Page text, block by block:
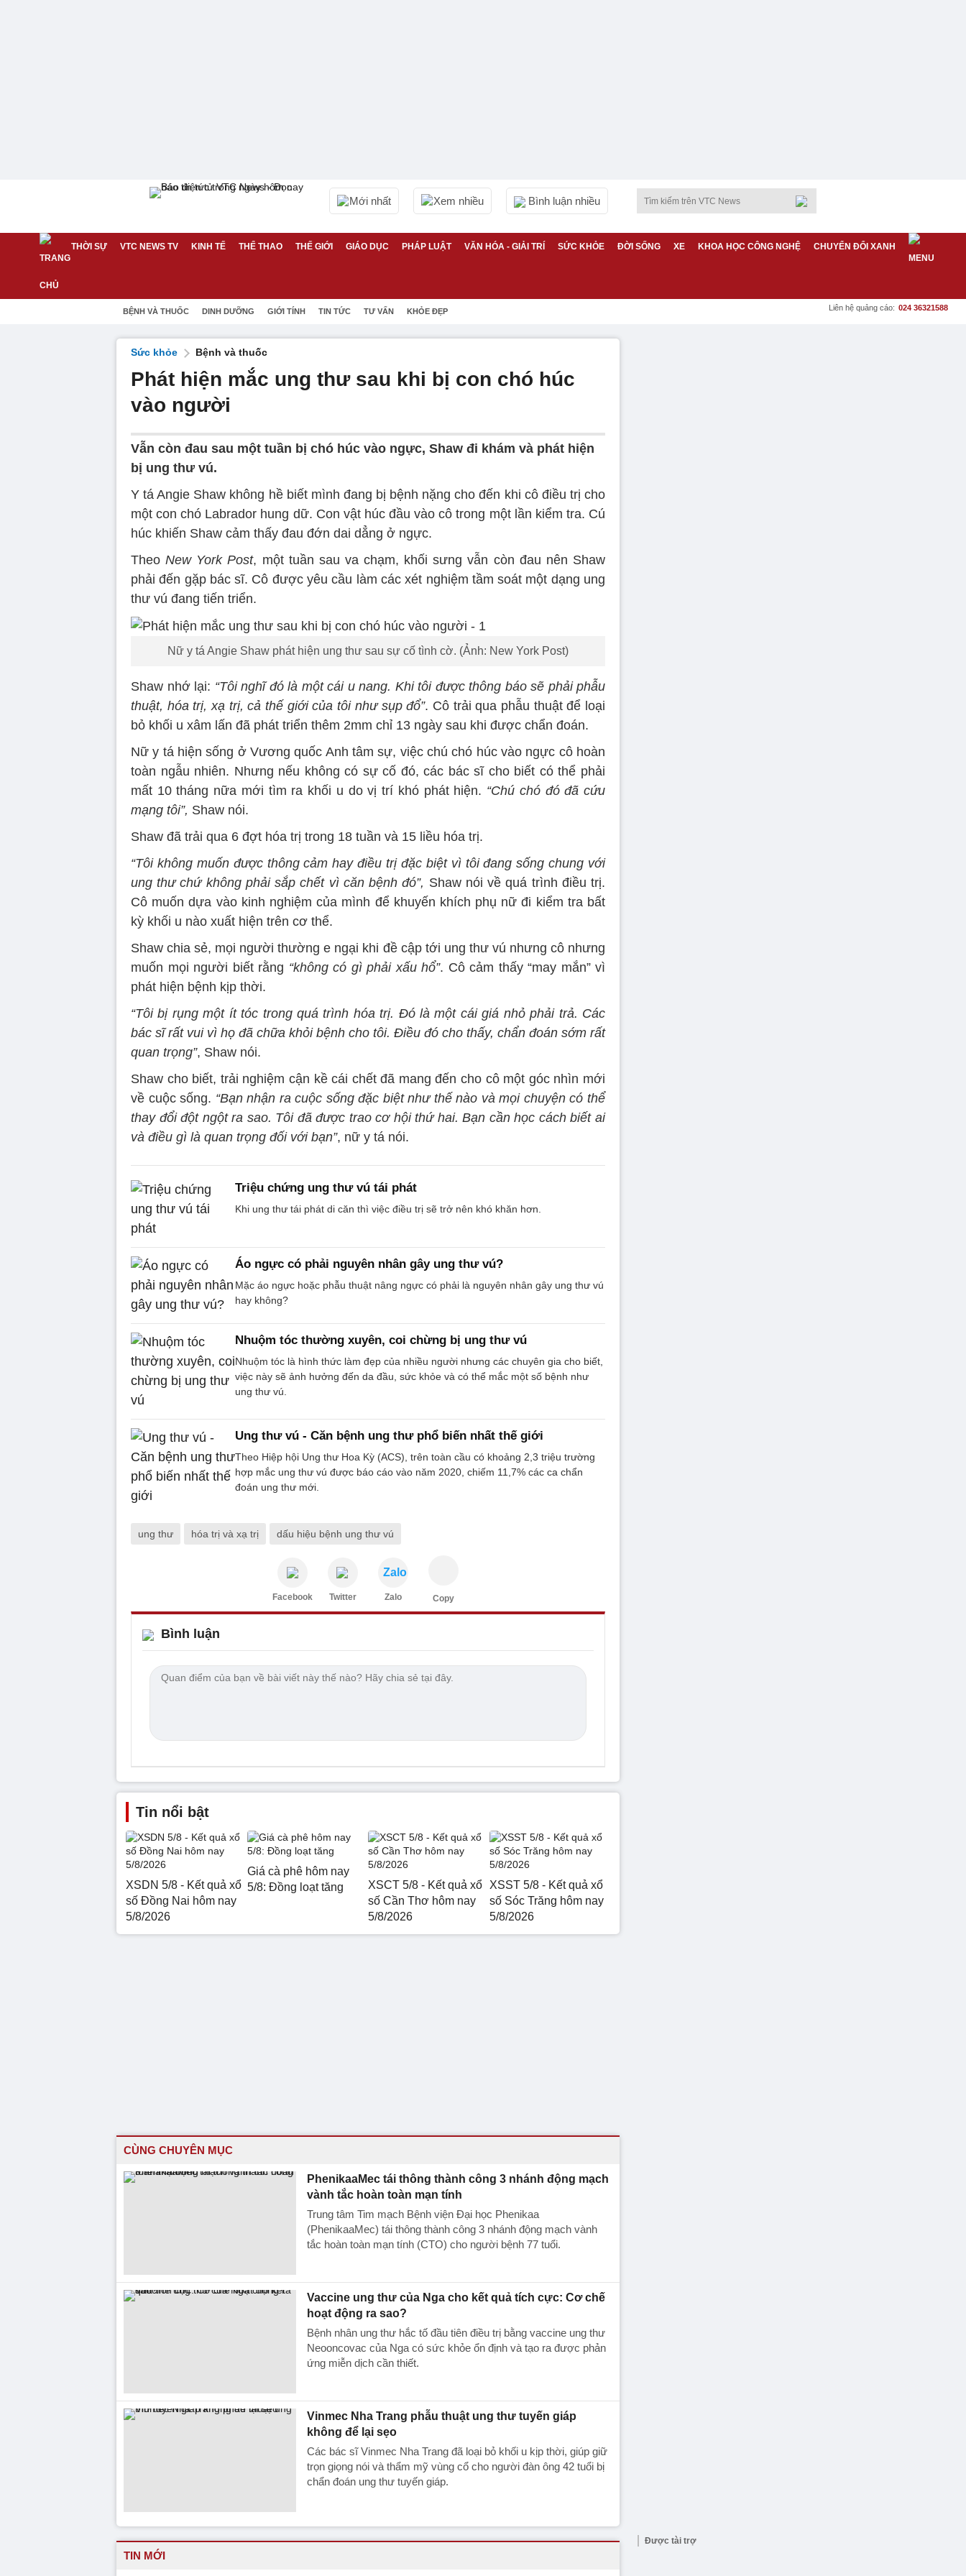
Mới nhất Xem nhiều Bình luận nhiều
THỜI SỰ VTC NEWS TV KINH TẾ THỂ THAO THẾ GIỚI GIÁO DỤC PHÁP LUẬT VĂN HÓA - GIẢI TRÍ SỨC KHỎE ĐỜI SỐNG XE KHOA HỌC CÔNG NGHỆ CHUYỂN ĐỔI XANH
BỆNH VÀ THUỐC DINH DƯỠNG GIỚI TÍNH TIN TỨC TƯ VẤN KHỎE ĐẸP Liên hệ quảng cáo: 024 36321588
Sức khỏe Bệnh và thuốc
Phát hiện mắc ung thư sau khi bị con chó húc
vào người
Vẫn còn đau sau một tuần bị chó húc vào ngực, Shaw đi khám và phát hiện
bị ung thư vú.
Y tá Angie Shaw không hề biết mình đang bị bệnh nặng cho đến khi cô điều trị cho
một con chó Labrador hung dữ. Con vật húc đầu vào cô trong một lần kiểm tra. Cú
húc khiến Shaw cảm thấy đau đớn dai dẳng ở ngực.
TheoNew York Post, một tuần sau va chạm, khối sưng vẫn còn đau nên Shaw
phải đến gặp bác sĩ. Cô được yêu cầu làm các xét nghiệm tầm soát một dạng ung
thư vú đang tiến triển.
Nữ y tá Angie Shaw phát hiện ung thư sau sự cố tình cờ. (Ảnh: New York Post)
Shaw nhớ lại: “Tôi nghĩ đó là một cái u nang. Khi tôi được thông báo sẽ phải phẫu
thuật, hóa trị, xạ trị, cả thế giới của tôi như sụp đổ”. Cô trải qua phẫu thuật để loại
bỏ khối u xâm lấn đã phát triển thêm 2mm chỉ 13 ngày sau khi được chẩn đoán.
Nữ y tá hiện sống ở Vương quốc Anh tâm sự, việc chú chó húc vào ngực cô hoàn
toàn ngẫu nhiên. Nhưng nếu không có sự cố đó, các bác sĩ cho biết có thể phải
mất 10 tháng nữa mới tìm ra khối u do vị trí khó phát hiện. “Chú chó đó đã cứu
mạng tôi”, Shaw nói.
Shaw đã trải qua 6 đợt hóa trị trong 18 tuần và 15 liều hóa trị.
“Tôi không muốn được thông cảm hay điều trị đặc biệt vì tôi đang sống chung với
ung thư chứ không phải sắp chết vì căn bệnh đó”, Shaw nói về quá trình điều trị.
Cô muốn dựa vào kinh nghiệm của mình để khuyến khích phụ nữ đi kiểm tra bất
kỳ khối u nào xuất hiện trên cơ thể.
Shaw chia sẻ, mọi người thường e ngại khi đề cập tới ung thư vú nhưng cô nhưng
muốn mọi người biết rằng “không có gì phải xấu hổ”. Cô cảm thấy “may mắn” vì
phát hiện bệnh kịp thời.
“Tôi bị rụng một ít tóc trong quá trình hóa trị. Đó là một cái giá nhỏ phải trả. Các
bác sĩ rất vui vì họ đã chữa khỏi bệnh cho tôi. Điều đó cho thấy, chẩn đoán sớm rất
quan trọng”, Shaw nói.
Shaw cho biết, trải nghiệm cận kề cái chết đã mang đến cho cô một góc nhìn mới
về cuộc sống. “Bạn nhận ra cuộc sống đặc biệt như thế nào và mọi chuyện có thể
thay đổi đột ngột ra sao. Tôi đã được trao cơ hội thứ hai. Bạn cần học cách biết ai
và điều gì là quan trọng đối với bạn”, nữ y tá nói.
Triệu chứng ung thư vú tái phát
Khi ung thư tái phát di căn thì việc điều trị sẽ trở nên khó khăn hơn.
Áo ngực có phải nguyên nhân gây ung thư vú?
Mặc áo ngực hoặc phẫu thuật nâng ngực có phải là nguyên nhân gây ung thư vú
hay không?
Nhuộm tóc thường xuyên, coi chừng bị ung thư vú
Nhuộm tóc là hình thức làm đẹp của nhiều người nhưng các chuyên gia cho biết,
việc này sẽ ảnh hưởng đến da đầu, sức khỏe và có thể mắc một số bệnh như
ung thư vú.
Ung thư vú - Căn bệnh ung thư phổ biến nhất thế giới
Theo Hiệp hội Ung thư Hoa Kỳ (ACS), trên toàn cầu có khoảng 2,3 triệu trường
hợp mắc ung thư vú được báo cáo vào năm 2020, chiếm 11,7% các ca chẩn
đoán ung thư mới.
ung thư hóa trị và xạ trị dấu hiệu bệnh ung thư vú
Facebook Twitter
Zalo
Zalo Copy
Bình luận
Tin nổi bật
XSDN 5/8 - Kết quả xổ
số Đồng Nai hôm nay
5/8/2026
Giá cà phê hôm nay
5/8: Đồng loạt tăng
XSCT 5/8 - Kết quả xổ
số Cần Thơ hôm nay
5/8/2026
XSST 5/8 - Kết quả xổ
số Sóc Trăng hôm nay
5/8/2026
CÙNG CHUYÊN MỤC
PhenikaaMec tái thông thành công 3 nhánh động mạch
vành tắc hoàn toàn mạn tính
Trung tâm Tim mạch Bệnh viện Đại học Phenikaa
(PhenikaaMec) tái thông thành công 3 nhánh động mạch vành
tắc hoàn toàn mạn tính (CTO) cho người bệnh 77 tuổi.
Vaccine ung thư của Nga cho kết quả tích cực: Cơ chế
hoạt động ra sao?
Bệnh nhân ung thư hắc tố đầu tiên điều trị bằng vaccine ung thư
Neooncovac của Nga có sức khỏe ổn định và tạo ra được phản
ứng miễn dịch cần thiết.
Vinmec Nha Trang phẫu thuật ung thư tuyến giáp
không để lại sẹo
Các bác sĩ Vinmec Nha Trang đã loại bỏ khối u kịp thời, giúp giữ
trọn giọng nói và thẩm mỹ vùng cổ cho người đàn ông 42 tuổi bị
chẩn đoán ung thư tuyến giáp.
TIN MỚI
Được tài trợ